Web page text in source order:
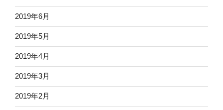
2019年6月
2019年5月
2019年4月
2019年3月
2019年2月